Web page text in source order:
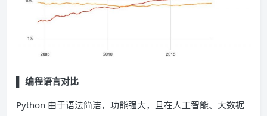
编程语言对比
Python 由于语法简洁，功能强大，且在人工智能、大数据